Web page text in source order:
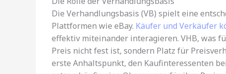
Die Verhandlungsbasis (VB) spielt eine
Plattformen wie eBay. Käufer und Verkäufer
effektiv miteinander interagieren. VHB, was
Preis nicht fest ist, sondern Platz für
erste Anhaltspunkt, den Kaufinteressenten